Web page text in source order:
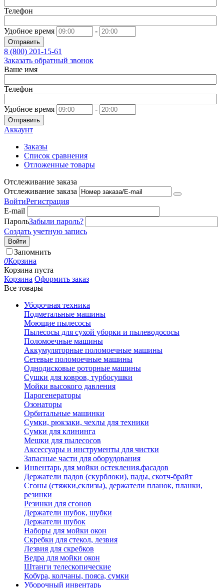
Телефон
Удобное время -
Отправить
8 (800) 201-15-61
Заказать обратный звонок
Ваше имя
Телефон
Удобное время -
Отправить
Аккаунт
Заказы
Список сравнения
Отложенные товары
Отслеживание заказа
Отслеживание заказа
ВойтиРегистрация
E-mail
ПарольЗабыли пароль?
Создать учетную запись
Войти
Запомнить
0Корзина
Корзина пуста
Корзина Оформить заказ
Все товары
Уборочная техника
Подметальные машины
Моющие пылесосы
Пылесосы для сухой уборки и пылеводососы
Поломоечные машины
Аккумуляторные поломоечные машины
Сетевые поломоечные машины
Однодисковые роторные машины
Сушки для ковров, турбосушки
Мойки высокого давления
Парогенераторы
Озонаторы
Орбитальные машинки
Сумки, рюкзаки, чехлы для техники
Сумки для клининга
Мешки для пылесосов
Аксессуары и инструменты для чистки
Запасные части для оборудования
Инвентарь для мойки остекления,фасадов
Держатели падов (скурблоки), пады, скотч-брайт
Сгоны (стяжки,склизы), держатели планок, планки,
резинки
Резинки для сгонов
Держатели шубок, шубки
Держатели шубок
Наборы для мойки окон
Скребки для стекол, лезвия
Лезвия для скребков
Ведра для мойки окон
Штанги телескопические
Кобура, колчаны, пояса, сумки
Уборочный инвентарь